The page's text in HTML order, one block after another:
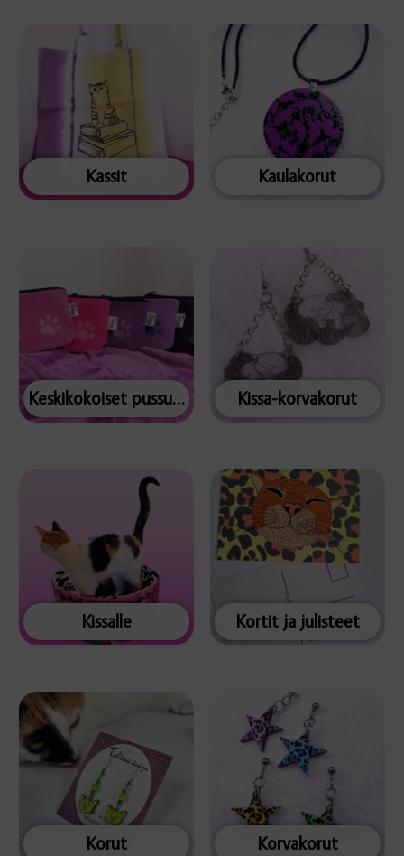
Kassit Kaulakorut
Keskikokoiset pussukat Kissa-korvakorut
Kissalle Kortit ja julisteet
Korut Korvakorut